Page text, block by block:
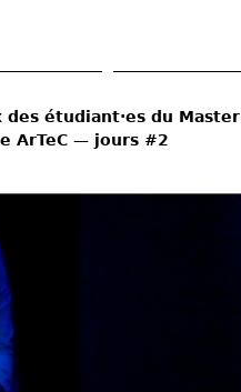
étudiant·es du Master
ArTeC — jours #2